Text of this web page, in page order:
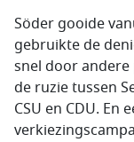
Söder gooide
gebruikte de
snel door
de ruzie tussen
CSU en CDU. En